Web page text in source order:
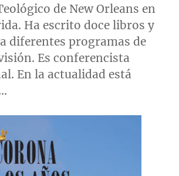
de New Orleans en
. Ha escrito doce libros y
diferentes programas de
Es conferencista
En la actualidad está